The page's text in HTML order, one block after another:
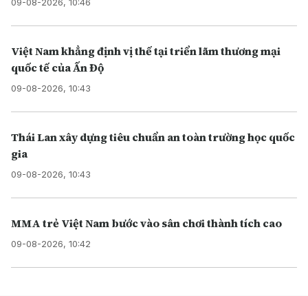
09-08-2026, 10:46
Việt Nam khẳng định vị thế tại triển lãm thương mại
quốc tế của Ấn Độ
09-08-2026, 10:43
Thái Lan xây dựng tiêu chuẩn an toàn trường học quốc
gia
09-08-2026, 10:43
MMA trẻ Việt Nam bước vào sân chơi thành tích cao
09-08-2026, 10:42